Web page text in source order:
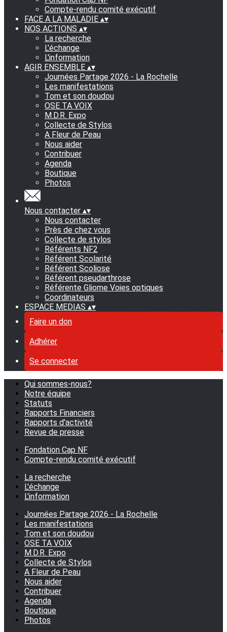
Compte-rendu comité exécutif
FACE A LA MALADIE ▴▾
NOS ACTIONS ▴▾
La recherche
L'échange
L'information
AGIR ENSEMBLE ▴▾
Journées Partage 2026 - La Rochelle
Les manifestations
Tom et son doudou
OSE TA VOIX
M.D.R. Expo
Collecte de Stylos
A Fleur de Peau
Nous aider
Contribuer
Agenda
Boutique
Photos
Nous contacter ▴▾
Nous contacter
Près de chez vous
Collecte de stylos
Référents NF2
Référent Scolarité
Référent Scoliose
Référent pseudarthrose
Référente Gliome Voies optiques
Coordinateurs
ESPACE MEDIAS ▴▾
Faire un don
Adhérer
Se connecter
Qui sommes-nous?
Notre équipe
Statuts
Rapports Financiers
Rapports d'activité
Revue de presse
Fondation Cap NF
Compte-rendu comité exécutif
La recherche
L'échange
L'information
Journées Partage 2026 - La Rochelle
Les manifestations
Tom et son doudou
OSE TA VOIX
M.D.R. Expo
Collecte de Stylos
A Fleur de Peau
Nous aider
Contribuer
Agenda
Boutique
Photos